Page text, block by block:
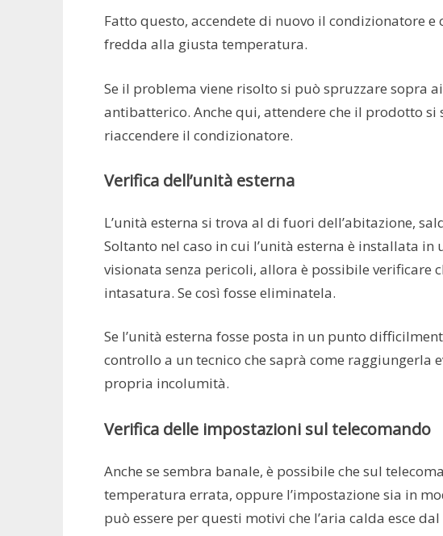
Fatto questo, accendete di nuovo il condizionatore
fredda alla giusta temperatura.
Se il problema viene risolto si può spruzzare sopra
antibatterico. Anche qui, attendere che il prodotto
riaccendere il condizionatore.
Verifica dell’unità esterna
L’unità esterna si trova al di fuori dell’abitazione,
Soltanto nel caso in cui l’unità esterna è installata in
visionata senza pericoli, allora è possibile verificare
intasatura. Se così fosse eliminatela.
Se l’unità esterna fosse posta in un punto
controllo a un tecnico che saprà come raggiungerla
propria incolumità.
Verifica delle impostazioni sul telecomando
Anche se sembra banale, è possibile che sul
temperatura errata, oppure l’impostazione sia in
può essere per questi motivi che l’aria calda esce